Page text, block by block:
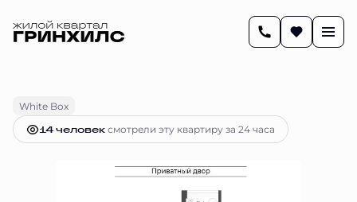
3-комнатная63.6 м 14 898 540 руб.
White Box
14 человексмотрели эту квартиру за 24 часа